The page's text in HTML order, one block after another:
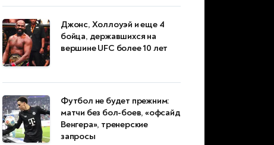
Джонс, Холлоуэй и еще 4
бойца, державшихся на
вершине UFC более 10 лет
Футбол не будет прежним:
матчи без бол-боев, «офсайд
Венгера», тренерские
запросы